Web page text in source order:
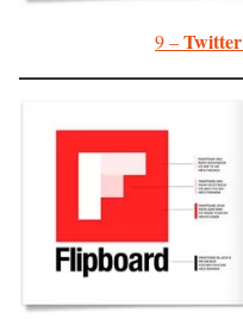
9 –Twitter